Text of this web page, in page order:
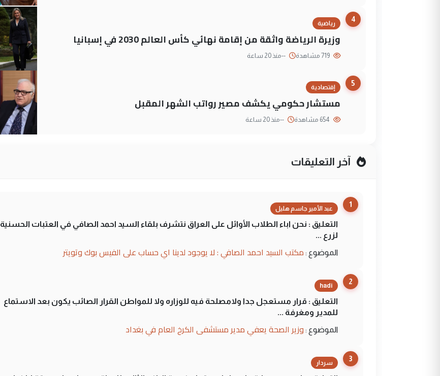
4
رياضية
وزيرة الرياضة واثقة من إقامة نهائي كأس العالم 2030 في إسبانيا
--منذ 20 ساعة
5
إقتصادية
مستشار حكومي يكشف مصير رواتب الشهر المقبل
--منذ 20 ساعة
آخر التعليقات
1
عبد الأمير جاسم هليل
التعليق : نحن اباء الطلاب الأوائل على العراق نتشرف بلقاء السيد احمد الصافي في العتبات الحسنية
لزرع ...
الموضوع : مكتب السيد احمد الصافي : لا يوجود لدينا اي حساب على الفيس بوك وتويتر
2
hadi
التعليق : قرار مستعجل جدا ولامصلحة فيه للوزاره ولا للمواطن القرار الصائب يكون بعد الاستماع
للمدير ومغرفة ...
الموضوع : وزير الصحة يعفي مدير مستشفى الكرخ العام في بغداد
3
سردار